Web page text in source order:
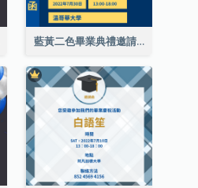
藍黃二色畢業典禮邀請函